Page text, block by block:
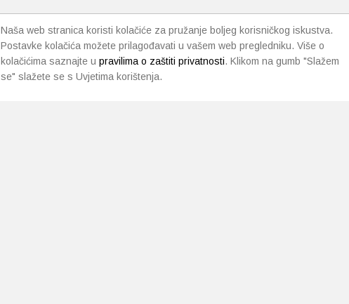
Naša web stranica koristi kolačiće za pružanje boljeg korisničkog iskustva.
Postavke kolačića možete prilagođavati u vašem web pregledniku. Više o
kolačićima saznajte u pravilima o zaštiti privatnosti. Klikom na gumb "Slažem
se" slažete se s Uvjetima korištenja.